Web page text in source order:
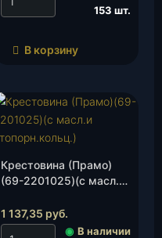
153 шт.
В корзину
Крестовина (Прамо)
(69-2201025)(с масл.и
1 137,35 руб.
◉ В наличии